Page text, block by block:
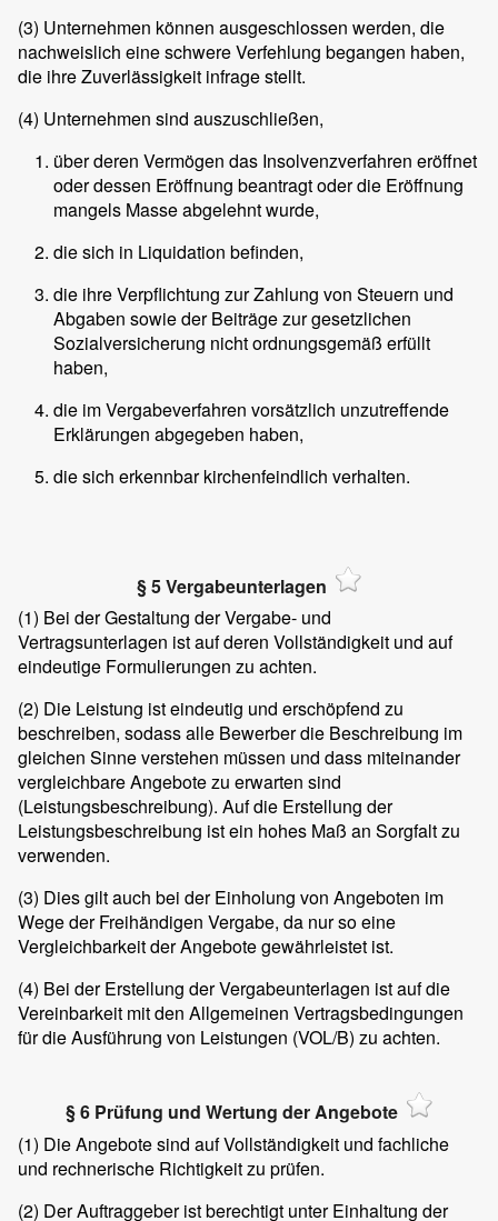
(3) Unternehmen können ausgeschlossen werden, die
nachweislich eine schwere Verfehlung begangen haben,
die ihre Zuverlässigkeit infrage stellt.
(4) Unternehmen sind auszuschließen,
über deren Vermögen das Insolvenzverfahren eröffnet
oder dessen Eröffnung beantragt oder die Eröffnung
mangels Masse abgelehnt wurde,
die sich in Liquidation befinden,
die ihre Verpflichtung zur Zahlung von Steuern und
Abgaben sowie der Beiträge zur gesetzlichen
Sozialversicherung nicht ordnungsgemäß erfüllt
haben,
die im Vergabeverfahren vorsätzlich unzutreffende
Erklärungen abgegeben haben,
die sich erkennbar kirchenfeindlich verhalten.
§ 5 Vergabeunterlagen
(1) Bei der Gestaltung der Vergabe- und
Vertragsunterlagen ist auf deren Vollständigkeit und auf
eindeutige Formulierungen zu achten.
(2) Die Leistung ist eindeutig und erschöpfend zu
beschreiben, sodass alle Bewerber die Beschreibung im
gleichen Sinne verstehen müssen und dass miteinander
vergleichbare Angebote zu erwarten sind
(Leistungsbeschreibung). Auf die Erstellung der
Leistungsbeschreibung ist ein hohes Maß an Sorgfalt zu
verwenden.
(3) Dies gilt auch bei der Einholung von Angeboten im
Wege der Freihändigen Vergabe, da nur so eine
Vergleichbarkeit der Angebote gewährleistet ist.
(4) Bei der Erstellung der Vergabeunterlagen ist auf die
Vereinbarkeit mit den Allgemeinen Vertragsbedingungen
für die Ausführung von Leistungen (VOL/B) zu achten.
§ 6 Prüfung und Wertung der Angebote
(1) Die Angebote sind auf Vollständigkeit und fachliche
und rechnerische Richtigkeit zu prüfen.
(2) Der Auftraggeber ist berechtigt unter Einhaltung der